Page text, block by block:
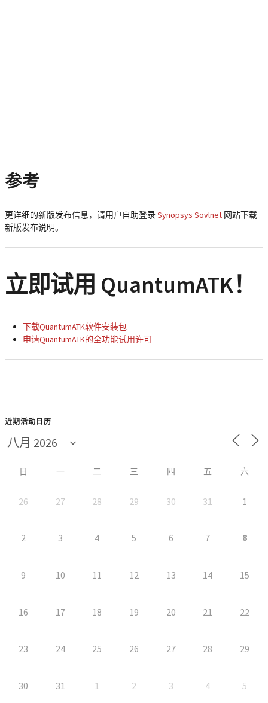
参考
更详细的新版发布信息，请用户自助登录Synopsys Sovlnet 网站下载
新版发布说明。
立即试用 QuantumATK！
下载QuantumATK软件安装包
申请QuantumATK的全功能试用许可
近期活动日历
日 一 二 三 四 五 六
26 27 28 29 30 31 1
2 3 4 5 6 7 8
9 10 11 12 13 14 15
16 17 18 19 20 21 22
23 24 25 26 27 28 29
30 31 1 2 3 4 5